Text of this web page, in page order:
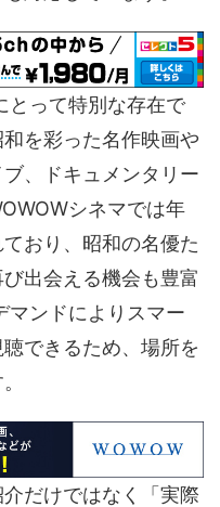
とって特別な存在で
を彩った名作映画や
、ドキュメンタリー
シネマでは年
おり、昭和の名優た
出会える機会も豊富
マンドによりスマー
できるため、場所を
だけではなく「実際